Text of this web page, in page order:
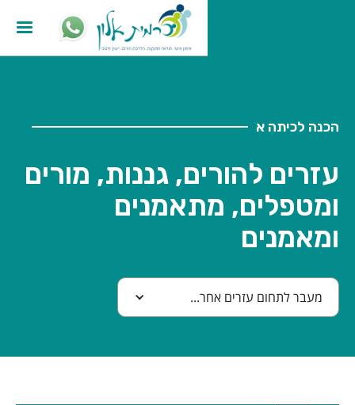
הכנה לכיתה א
עזרים להורים, גננות, מורים
ומטפלים, מתאמנים
ומאמנים
מעבר לתחום עזרים אחר...